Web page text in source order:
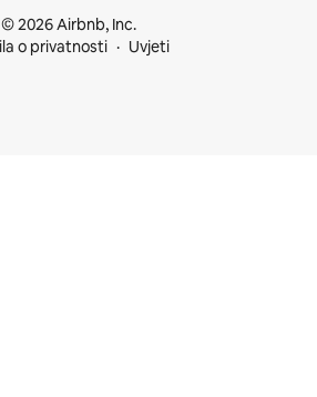
© 2026 Airbnb, Inc.
o privatnosti
Uvjeti